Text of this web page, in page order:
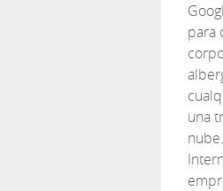
para
una
nube.